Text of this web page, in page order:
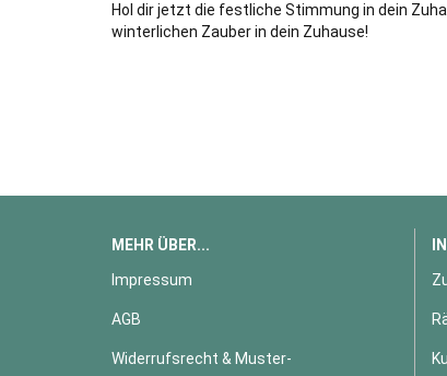
Hol dir jetzt die festliche Stimmung in dein
winterlichen Zauber in dein Zuhause!
MEHR ÜBER...
Impressum
AGB
Widerrufsrecht & Muster-